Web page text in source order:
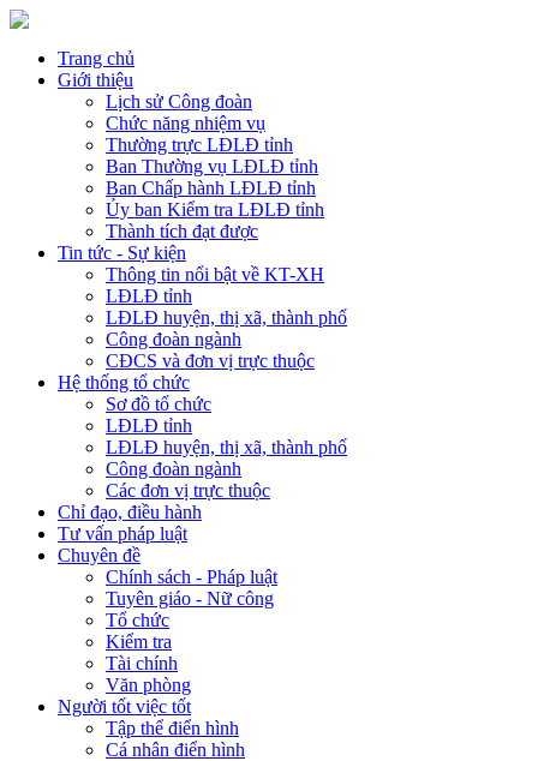
Trang chủ
Giới thiệu
Lịch sử Công đoàn
Chức năng nhiệm vụ
Thường trực LĐLĐ tỉnh
Ban Thường vụ LĐLĐ tỉnh
Ban Chấp hành LĐLĐ tỉnh
Ủy ban Kiểm tra LĐLĐ tỉnh
Thành tích đạt được
Tin tức - Sự kiện
Thông tin nổi bật về KT-XH
LĐLĐ tỉnh
LĐLĐ huyện, thị xã, thành phố
Công đoàn ngành
CĐCS và đơn vị trực thuộc
Hệ thống tổ chức
Sơ đồ tổ chức
LĐLĐ tỉnh
LĐLĐ huyện, thị xã, thành phố
Công đoàn ngành
Các đơn vị trực thuộc
Chỉ đạo, điều hành
Tư vấn pháp luật
Chuyên đề
Chính sách - Pháp luật
Tuyên giáo - Nữ công
Tổ chức
Kiểm tra
Tài chính
Văn phòng
Người tốt việc tốt
Tập thể điển hình
Cá nhân điển hình